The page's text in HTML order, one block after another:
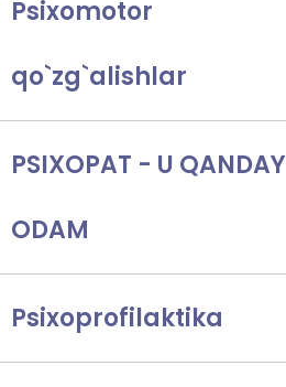
Psixomotor
qo`zg`alishlar
PSIXOPAT - U QANDAY
ODAM
Psixoprofilaktika